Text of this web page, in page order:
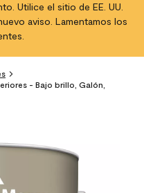
Utilice el sitio de EE. UU.
aviso. Lamentamos los
- Bajo brillo, Galón,